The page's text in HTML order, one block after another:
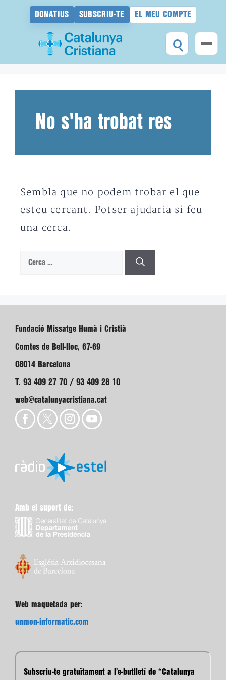
DONATIUS SUBSCRIU-TE EL MEU COMPTE
No s'ha trobat res
Sembla que no podem trobar el que
esteu cercant. Potser ajudaria si feu
una cerca.
Cerca:
Fundació Missatge Humà i Cristià
Comtes de Bell-lloc, 67-69
08014 Barcelona
T. 93 409 27 70 / 93 409 28 10
web@catalunyacristiana.cat
Amb el suport de:
Web maquetada per:
unmon-informatic.com
Subscriu-te gratuïtament a l’e-butlletí de “Catalunya